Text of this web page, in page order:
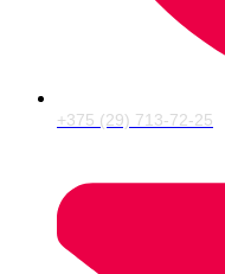
+375 (29) 713-72-25